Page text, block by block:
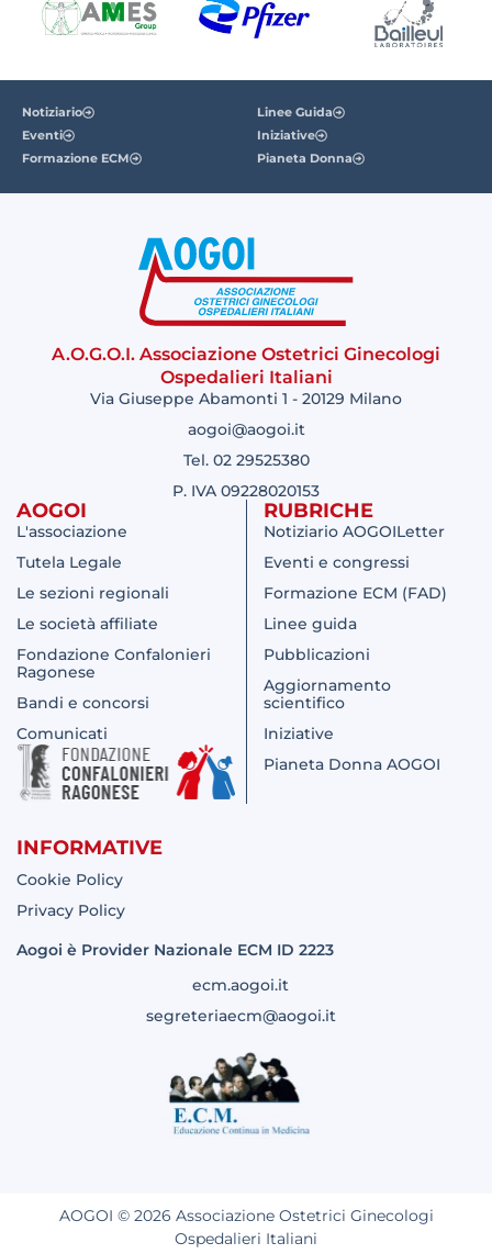
Notiziario
Eventi
Formazione ECM
Linee Guida
Iniziative
Pianeta Donna
A.O.G.O.I. Associazione Ostetrici Ginecologi
Ospedalieri Italiani
Via Giuseppe Abamonti 1 - 20129 Milano
aogoi@aogoi.it
Tel. 02 29525380
P. IVA 09228020153
AOGOI
L'associazione
Tutela Legale
Le sezioni regionali
Le società affiliate
Fondazione Confalonieri
Ragonese
Bandi e concorsi
Comunicati
RUBRICHE
Notiziario AOGOILetter
Eventi e congressi
Formazione ECM (FAD)
Linee guida
Pubblicazioni
Aggiornamento
scientifico
Iniziative
Pianeta Donna AOGOI
INFORMATIVE
Cookie Policy
Privacy Policy
Aogoi è Provider Nazionale ECM ID 2223
ecm.aogoi.it
segreteriaecm@aogoi.it
AOGOI © 2026 Associazione Ostetrici Ginecologi
Ospedalieri Italiani